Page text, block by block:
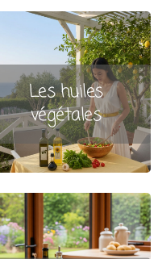
Les huiles
végétales